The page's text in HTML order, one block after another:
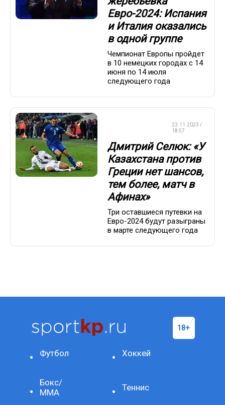
Евро-2024: Испания
и Италия оказались
в одной группе
Чемпионат Европы пройдет
в 10 немецких городах с 14
июня по 14 июля
следующего года
23.11.2023 /
18:57
Дмитрий Селюк: «У
Казахстана против
Греции нет шансов,
тем более, матч в
Афинах»
Три оставшиеся путевки на
Евро-2024 будут разыграны
в марте следующего года
Футбол Хоккей
Бокс/
ММА
Теннис